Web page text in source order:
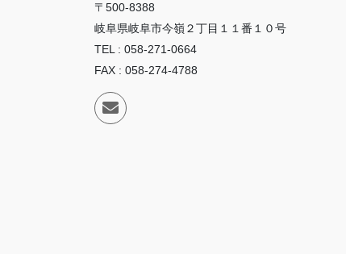
〒500-8388
岐阜県岐阜市今嶺２丁目１１番１０号
TEL : 058-271-0664
FAX : 058-274-4788